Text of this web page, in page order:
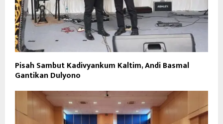
Pisah Sambut Kadivyankum Kaltim, Andi Basmal
Gantikan Dulyono